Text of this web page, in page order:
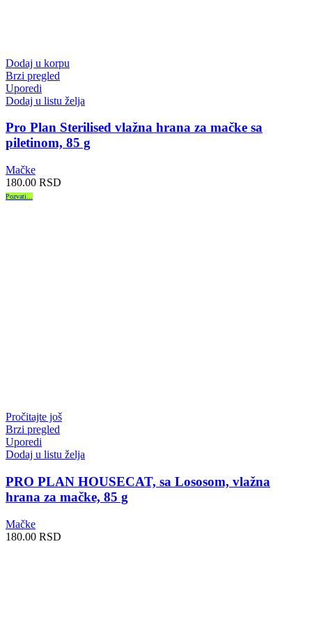
Dodaj u korpu
Brzi pregled
Uporedi
Dodaj u listu želja
Pro Plan Sterilised vlažna hrana za mačke sa
piletinom, 85 g
Mačke
180.00 RSD
Pozvati...
Pročitajte još
Brzi pregled
Uporedi
Dodaj u listu želja
PRO PLAN HOUSECAT, sa Lososom, vlažna
hrana za mačke, 85 g
Mačke
180.00 RSD